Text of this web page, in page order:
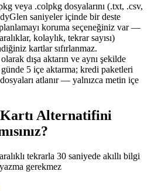
veya .colpkg dosyalarını (.txt, .csv,
saniyeler içinde bir deste
koruma seçeneğiniz var —
kolaylık, tekrar sayısı)
kartlar sıfırlanmaz.
dışa aktarın ve aynı şekilde
5 içe aktarma; kredi paketleri
atlanır — yalnızca metin içe
Alternatifini
tekrarla 30 saniyede akıllı bilgi
gerekmez